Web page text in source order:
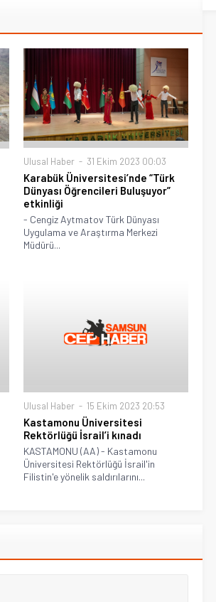
Ulusal Haber 31 Ekim 2023 00:03
Karabük Üniversitesi’nde “Türk
Dünyası Öğrencileri Buluşuyor”
etkinliği
- Cengiz Aytmatov Türk Dünyası
Uygulama ve Araştırma Merkezi
Müdürü...
Ulusal Haber 15 Ekim 2023 20:53
Kastamonu Üniversitesi
Rektörlüğü İsrail’i kınadı
KASTAMONU (AA) - Kastamonu
Üniversitesi Rektörlüğü İsrail'in
Filistin'e yönelik saldırılarını...